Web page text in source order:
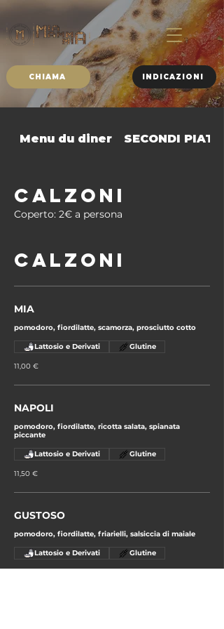
CHIAMA INDICAZIONI
Menu du diner SECONDI PIATTI
CALZONI
Coperto: 2€ a persona
CALZONI
MIA
pomodoro, fiordilatte, scamorza, prosciutto cotto
11,00 €
Lattosio e Derivati Glutine
NAPOLI
pomodoro, fiordilatte, ricotta salata, spianata
piccante
11,50 €
Lattosio e Derivati Glutine
GUSTOSO
pomodoro, fiordilatte, friarielli, salsiccia di maiale
Lattosio e Derivati Glutine